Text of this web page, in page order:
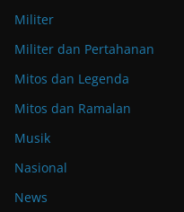
Militer
Militer dan Pertahanan
Mitos dan Legenda
Mitos dan Ramalan
Musik
Nasional
News